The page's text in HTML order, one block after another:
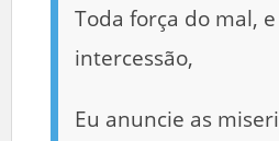
Toda força do mal,
intercessão,
Eu anuncie as